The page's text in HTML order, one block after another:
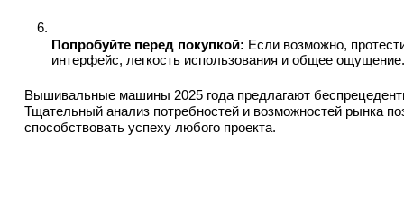
Попробуйте перед покупкой: Если возможно,
интерфейс, легкость использования и общее ощущение.
Вышивальные машины 2025 года предлагают
Тщательный анализ потребностей и возможностей рынка
способствовать успеху любого проекта.